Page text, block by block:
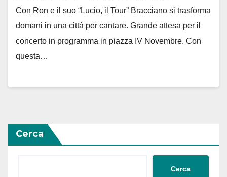
Con Ron e il suo “Lucio, il Tour” Bracciano si trasforma
domani in una città per cantare. Grande attesa per il
concerto in programma in piazza IV Novembre. Con
questa…
Cerca
Cerca